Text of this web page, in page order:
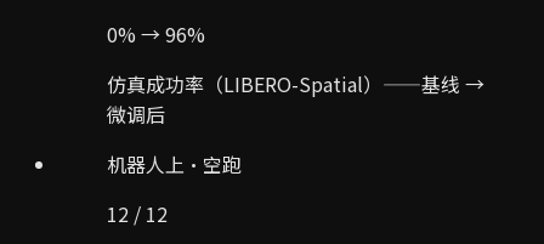
0% → 96%
仿真成功率（LIBERO-Spatial）——基线 →
微调后
机器人上·空跑
12 / 12